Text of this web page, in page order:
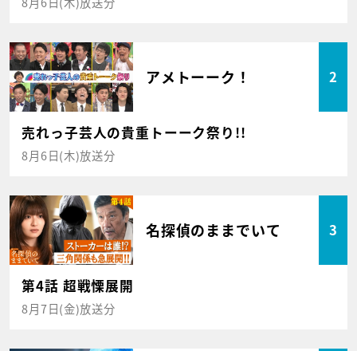
アメトーーク！ 2
売れっ子芸人の貴重トーーク祭り!!
8月6日(木)放送分
名探偵のままでいて 3
第4話 超戦慄展開
8月7日(金)放送分